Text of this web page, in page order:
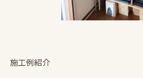
施工例紹介